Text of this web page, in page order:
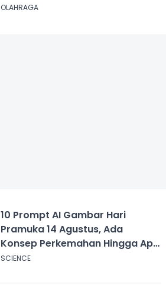
OLAHRAGA
10 Prompt AI Gambar Hari
Pramuka 14 Agustus, Ada
Konsep Perkemahan Hingga Api
Unggun
SCIENCE